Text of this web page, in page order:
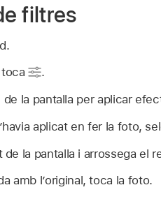
filtres
toca
.
la pantalla per aplicar
aplicat en fer la foto,
la pantalla i arrossega el
amb l’original, toca la foto.